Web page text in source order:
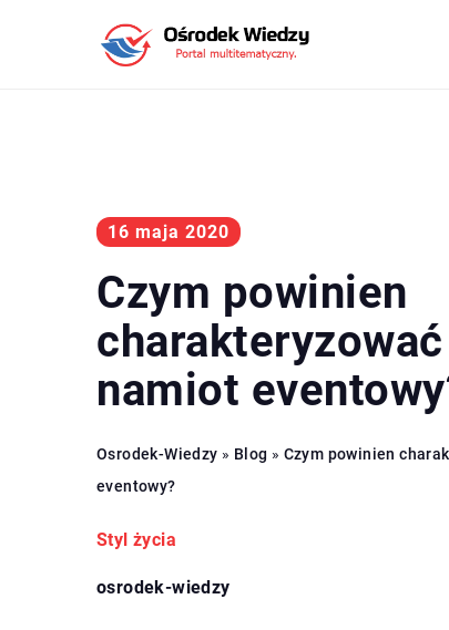
16 maja 2020
Czym powinien
namiot
Osrodek-Wiedzy » Blog » Czym powinien
eventowy?
Styl życia
osrodek-wiedzy